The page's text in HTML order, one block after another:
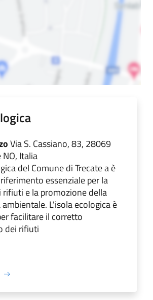
Via S. Cassiano, 83, 28069
NO, Italia
del Comune di Trecate a è
essenziale per la
rifiuti e la promozione della
L'isola ecologica è
facilitare il corretto
dei rifiuti